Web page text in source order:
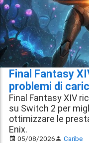
Final Fantasy
problemi di
Final Fantasy XIV
su Switch 2 per
ottimizzare le
Enix.
05/08/2026 Caribe